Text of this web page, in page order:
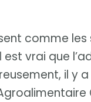
comme
est vrai que
il y